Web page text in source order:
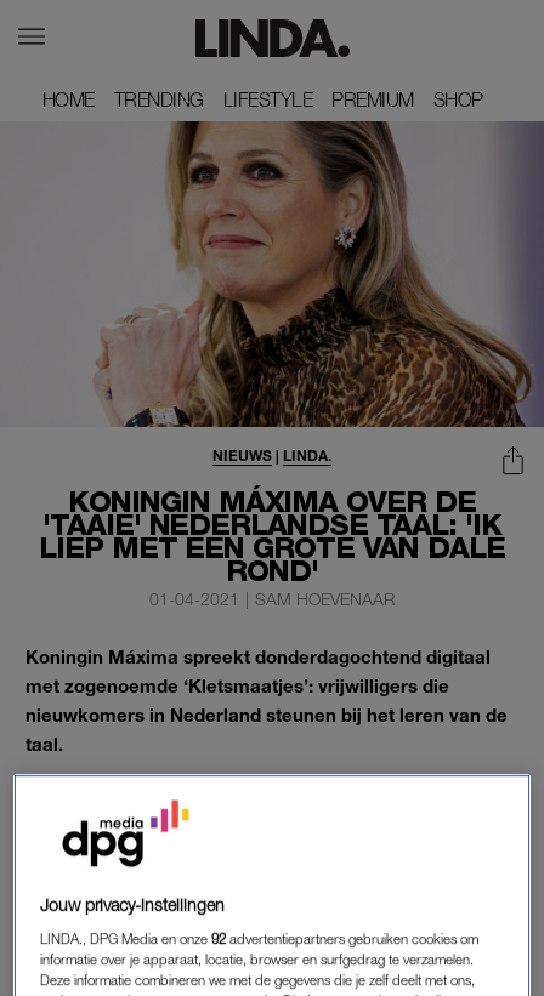
HOME
HOME TRENDING
TRENDING LIFESTYLE
LIFESTYLE PREMIUM
PREMIUM SHOP
SHOP
KONINGIN MÁXIMA OVER DE
'TAAIE' NEDERLANDSE TAAL: 'IK
LIEP MET EEN GROTE VAN DALE
ROND'
NIEUWS | LINDA.
01-04-2021 | SAM HOEVENAAR
Koningin Máxima spreekt donderdagochtend digitaal
met zogenoemde ‘Kletsmaatjes’: vrijwilligers die
nieuwkomers in Nederland steunen bij het leren van de
taal.
openhartig over haar eigen ervaringen. Onze
royaltydeskundige Sam Hoevenaar mocht de Zoomsessie
MÁXIMA
Jouw privacy-instellingen
LINDA., DPG Media en onze92 advertentiepartners gebruiken cookies om
informatie over je apparaat, locatie, browser en surfgedrag te verzamelen.
Deze informatie combineren we met de gegevens die je zelf deelt met ons,